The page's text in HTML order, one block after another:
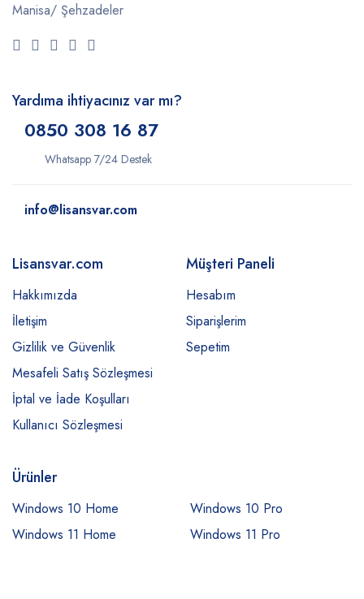
Manisa/ Şehzadeler
Yardıma ihtiyacınız var mı?
0850 308 16 87
Whatsapp 7/24 Destek
info@lisansvar.com
Lisansvar.com
Hakkımızda
İletişim
Gizlilik ve Güvenlik
Mesafeli Satış Sözleşmesi
İptal ve İade Koşulları
Kullanıcı Sözleşmesi
Müşteri Paneli
Hesabım
Siparişlerim
Sepetim
Ürünler
Windows 10 Home
Windows 10 Pro
Windows 11 Home
Windows 11 Pro